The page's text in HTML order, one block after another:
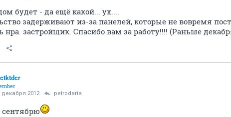
будет - да ещё какой... ух....
задерживают из-за панелей, которые не вовремя
нра. застройщик. Спасибо вам за работу!!!! (Раньше
декабря 2012 petrodaria